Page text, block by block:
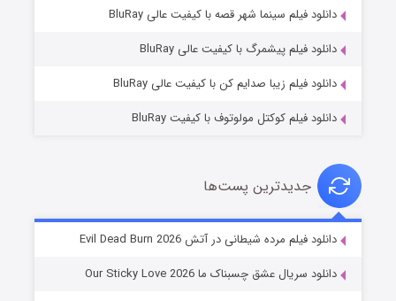
شوهر
دانلود فیلم سینما شهر قصه با کیفیت عالی BluRay
دانلود فیلم پیشمرگ با کیفیت عالی BluRay
دانلود فیلم زیبا صدایم کن با کیفیت عالی BluRay
دانلود فیلم کوکتل مولوتوف با کیفیت BluRay
جدیدترین پست‌ها
دانلود فیلم مرده شیطانی در آتش Evil Dead Burn 2026
دانلود سریال عشق چسبناک ما Our Sticky Love 2026